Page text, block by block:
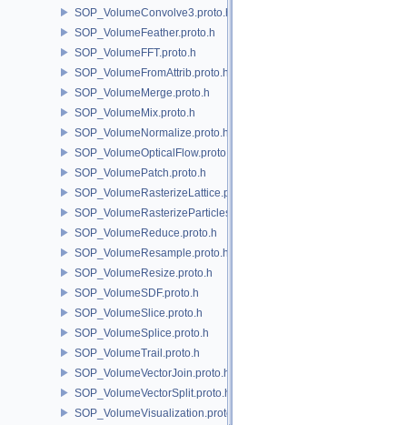
SOP_VolumeConvolve3.proto.h
SOP_VolumeFeather.proto.h
SOP_VolumeFFT.proto.h
SOP_VolumeFromAttrib.proto.h
SOP_VolumeMerge.proto.h
SOP_VolumeMix.proto.h
SOP_VolumeNormalize.proto.h
SOP_VolumeOpticalFlow.proto.h
SOP_VolumePatch.proto.h
SOP_VolumeRasterizeLattice.proto.h
SOP_VolumeRasterizeParticles.proto.h
SOP_VolumeReduce.proto.h
SOP_VolumeResample.proto.h
SOP_VolumeResize.proto.h
SOP_VolumeSDF.proto.h
SOP_VolumeSlice.proto.h
SOP_VolumeSplice.proto.h
SOP_VolumeTrail.proto.h
SOP_VolumeVectorJoin.proto.h
SOP_VolumeVectorSplit.proto.h
SOP_VolumeVisualization.proto.h